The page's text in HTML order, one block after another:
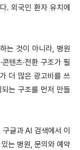
. 외국인 환자 유치에
는 것이 아니라, 병원
텐츠·전환 구조가 필
더 많은 광고비를 쓰
는 구조를 먼저 만들
글과 AI 검색에서 이
는 병원, 문의와 예약